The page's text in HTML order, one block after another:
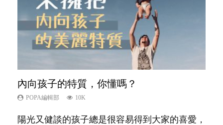
內向孩子的特質，你懂嗎？
POPA編輯部 10K
陽光又健談的孩子總是很容易得到大家的喜愛，
夫妻必看！經營婚姻，沒捷徑
POPA編輯部 22.9K
你是不是也曾經以為只要跟相愛的人結婚，就自
新手父母不用怕
POPA編輯部 16.3K
相信許多人初為人父母，由懷孕開始到孩子呱呱
想孩子學好外語，點做好？
POPA編輯部 9.9K
有人話學多種語言越早開始越好，有人卻說一時
孩子能力天注定？
POPA編輯部 7.9K
很多父母都希望孩子係個「叻仔叻女」，學業別